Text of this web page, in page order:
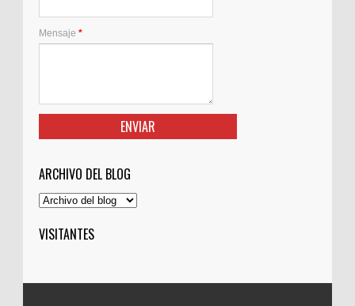
Mensaje *
ARCHIVO DEL BLOG
VISITANTES